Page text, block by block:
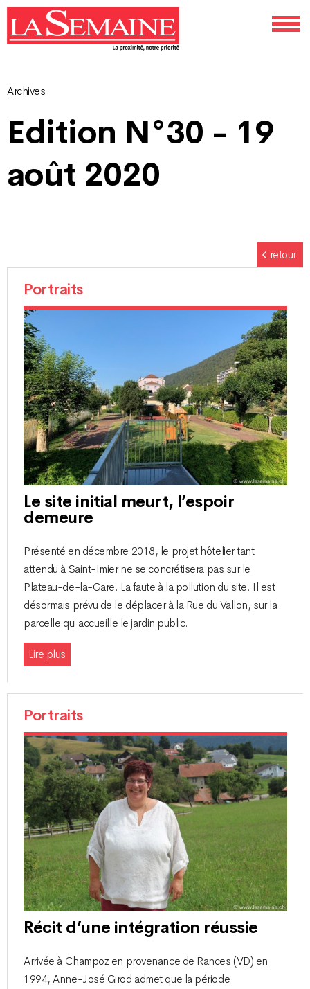
Archives
Edition N°30 - 19
août 2020
retour
Portraits
Le site initial meurt, l’espoir
demeure
Présenté en décembre 2018, le projet hôtelier tant
attendu à Saint-Imier ne se concrétisera pas sur le
Plateau-de-la-Gare. La faute à la pollution du site. Il est
désormais prévu de le déplacer à la Rue du Vallon, sur la
parcelle qui accueille le jardin public.
Lire plus
Portraits
Récit d’une intégration réussie
Arrivée à Champoz en provenance de Rances (VD) en
1994, Anne-José Girod admet que la période
Navigation
des
articles